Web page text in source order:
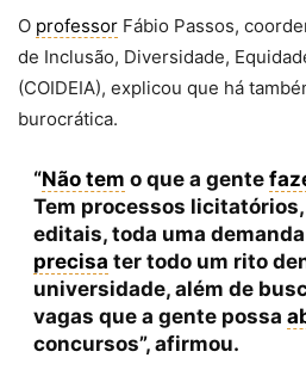
O professor Fábio Passos,
de Inclusão, Diversidade,
(COIDEIA), explicou que há
burocrática.
“Não tem o que a gente
Tem processos
editais, toda uma
precisa ter todo um rito
universidade, além de
vagas que a gente possa
concursos”, afirmou.